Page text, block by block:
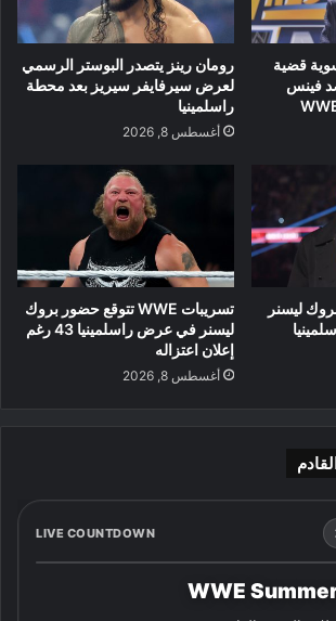
قضية
فينس
رومان رينز يتصدر البوستر الرسمي
لعرض سيرفايفر سيريز بعد محطة
راسلمينيا
أغسطس 8, 2026
ليسنر
تسريبات WWE تتوقع حضور بروك
ليسنر في عرض راسلمينيا 43 رغم
إعلان اعتزاله
أغسطس 8, 2026
LIVE COUNTDOWN
WWE